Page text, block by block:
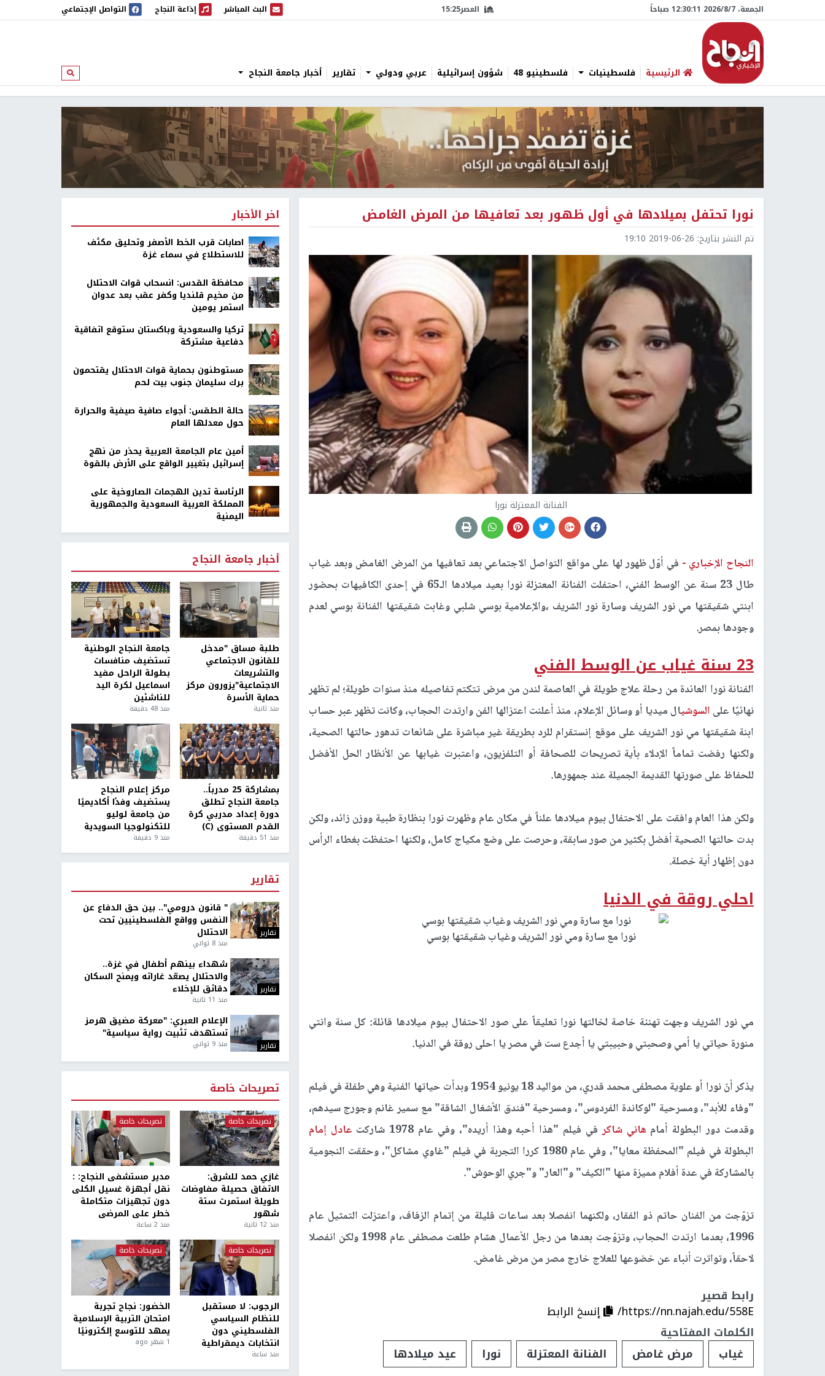
الجمعة، 7/‏8/‏2026 12:30:12 صباحاً العصر15:25 البث المباشر
البث المباشر إذاعة النجاح
إذاعة النجاح التواصل الإجتماعي
الرئيسية فلسطينيات فلسطينيو 48 شؤون إسرائيلية عربي ودولي تقارير أخبار جامعة النجاح ابحث
نورا تحتفل بميلادها في أول ظهور بعد تعافيها من المرض الغامض
تم النشر بتاريخ: 2019-06-26 19:10
الفنانة المعتزلة نورا
النجاح الإخباري - في أوّل ظهور لها على مواقع التواصل الاجتماعي بعد تعافيها من المرض الغامض وبعد غياب
طال 23 سنة عن الوسط الفني، احتفلت الفنانة المعتزلة نورا بعيد ميلادها الـ65 في إحدى الكافيهات بحضور
ابنتي شقيقتها مي نور الشريف وسارة نور الشريف ،والإعلامية بوسي شلبي وغابت شقيقتها الفنانة بوسي لعدم
وجودها بمصر.
23 سنة غياب عن الوسط الفني
الفنانة نورا العائدة من رحلة علاج طويلة في العاصمة لندن من مرض تتكتم تفاصيله منذ سنوات طويلة؛ لم تظهر
نهائيًا على السوشيال ميديا أو وسائل الإعلام، منذ أعلنت اعتزالها الفن وارتدت الحجاب، وكانت تظهر عبر حساب
ابنة شقيقتها مي نور الشريف على موقع إنستقرام للرد بطريقة غير مباشرة على شائعات تدهور حالتها الصحية،
ولكنها رفضت تماماً الإدلاء بأية تصريحات للصحافة أو التلفزيون، واعتبرت غيابها عن الأنظار الحل الأفضل
للحفاظ على صورتها القديمة الجميلة عند جمهورها.
ولكن هذا العام وافقت على الاحتفال بيوم ميلادها علناً في مكان عام وظهرت نورا بنظارة طبية ووزن زائد، ولكن
بدت حالتها الصحية أفضل بكثير من صور سابقة، وحرصت على وضع مكياج كامل، ولكنها احتفظت بغطاء الرأس
دون إظهار أية خصلة.
احلي روقة في الدنيا
نورا مع سارة ومي نور الشريف وغياب شقيقتها بوسي
مي نور الشريف وجهت تهنئة خاصة لخالتها نورا تعليقاً على صور الاحتفال بيوم ميلادها قائلة: كل سنة وانتي
منورة حياتي يا أمي وصحبتي وحبيبتي يا أجدع ست في مصر يا احلى روقة في الدنيا.
يذكر أنّ نورا أو علوية مصطفى محمد قدري، من مواليد 18 يونيو 1954 وبدأت حياتها الفنية وهي طفلة في فيلم
"وفاء للأبد"، ومسرحية "لوكاندة الفردوس"، ومسرحية "فندق الأشغال الشاقة" مع سمير غانم وجورج سيدهم،
وقدمت دور البطولة أمام هاني شاكرفي فيلم "هذا أحبه وهذا أريده"، وفي عام 1978 شاركت
عادل إمام
البطولة في فيلم "المحفظة معايا"، وفي عام 1980 كررا التجربة في فيلم "غاوي مشاكل"، وحققت النجومية
بالمشاركة في عدة أفلام مميزة منها "الكيف" و"العار" و"جري الوحوش".
تزوّجت من الفنان حاتم ذو الفقار، ولكنهما انفصلا بعد ساعات قليلة من إتمام الزفاف، واعتزلت التمثيل عام
1996، بعدما ارتدت الحجاب، وتزوّجت بعدها من رجل الأعمال هشام طلعت مصطفى عام 1998 ولكن انفصلا
لاحقاً، وتواترت أنباء عن خضوعها للعلاج خارج مصر من مرض غامض.
رابط قصير
https://nn.najah.edu/558E/
إنسخ الرابط
الكلمات المفتاحية
غياب
مرض غامض الفنانة المعتزلة نورا عيد ميلادها
اخر الأخبار
اصابات قرب الخط الأصفر وتحليق مكثف
للاستطلاع في سماء غزة
محافظة القدس: انسحاب قوات الاحتلال
من مخيم قلنديا وكفر عقب بعد عدوان
استمر يومين
تركيا والسعودية وباكستان ستوقع اتفاقية
دفاعية مشتركة
مستوطنون بحماية قوات الاحتلال يقتحمون
برك سليمان جنوب بيت لحم
حالة الطقس: أجواء صافية صيفية والحرارة
حول معدلها العام
أمين عام الجامعة العربية يحذر من نهج
إسرائيل بتغيير الواقع على الأرض بالقوة
الرئاسة تدين الهجمات الصاروخية على
المملكة العربية السعودية والجمهورية
اليمنية
أخبار جامعة النجاح
طلبة مساق "مدخل
للقانون الاجتماعي
والتشريعات
الاجتماعية"يزورون مركز
حماية الأسرة
منذ ثانية
جامعة النجاح الوطنية
تستضيف منافسات
بطولة الراحل مفيد
اسماعيل لكرة اليد
للناشئين
منذ 48 دقيقة
بمشاركة 25 مدرباً..
جامعة النجاح تطلق
دورة إعداد مدربي كرة
القدم المستوى (C)
منذ 51 دقيقة
مركز إعلام النجاح
يستضيف وفدًا أكاديميًا
من جامعة لوليو
للتكنولوجيا السويدية
منذ 9 دقيقة
تقارير
تقارير
" قانون درومي".. بين حق الدفاع عن
النفس وواقع الفلسطينيين تحت
الاحتلال
منذ 8 ثواني
تقارير
شهداء بينهم أطفال في غزة..
والاحتلال يصعّد غاراته ويمنح السكان
دقائق للإخلاء
منذ 11 ثانية
تقارير
الإعلام العبري: "معركة مضيق هرمز
تستهدف تثبيت رواية سياسية"
منذ 9 ثواني
تصريحات خاصة
تصريحات خاصة
غازي حمد للشرق:
الاتفاق حصيلة مفاوضات
طويلة استمرت ستة
شهور
منذ 12 ثانية
تصريحات خاصة
مدير مستشفى النجاح: :
نقل أجهزة غسيل الكلى
دون تجهيزات متكاملة
خطر على المرضى
منذ 2 ساعة
تصريحات خاصة
الرجوب: لا مستقبل
للنظام السياسي
الفلسطيني دون
انتخابات ديمقراطية
منذ ساعة
تصريحات خاصة
الخضور: نجاح تجربة
امتحان التربية الإسلامية
يمهد للتوسع إلكترونيًا
1 شهر ago